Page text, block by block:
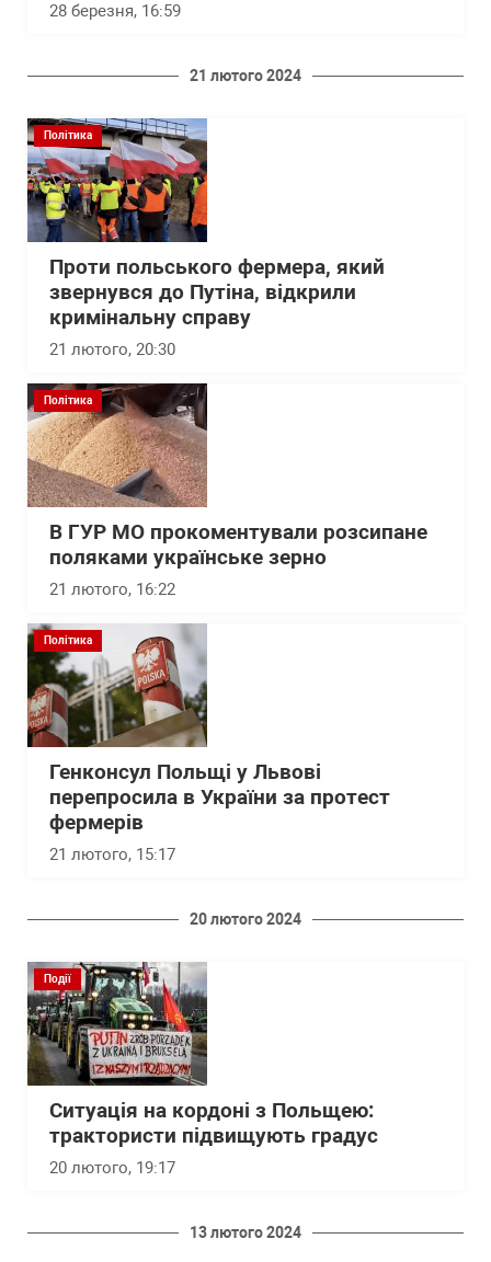
28 березня, 16:59
21 лютого 2024
Політика
Проти польського фермера, який
звернувся до Путіна, відкрили
кримінальну справу
21 лютого, 20:30
Політика
В ГУР МО прокоментували розсипане
поляками українське зерно
21 лютого, 16:22
Політика
Генконсул Польщі у Львові
перепросила в України за протест
фермерів
21 лютого, 15:17
20 лютого 2024
Події
Ситуація на кордоні з Польщею:
трактористи підвищують градус
20 лютого, 19:17
13 лютого 2024